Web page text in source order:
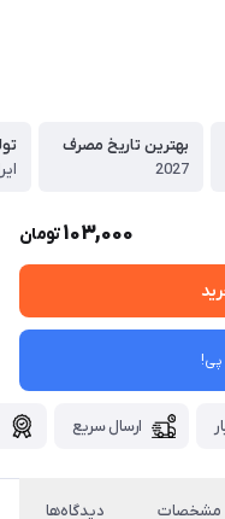
بهترین تاریخ مصرف
2027
103,000تومان
ارسال سریع
مشخصات دیدگاه‌ها